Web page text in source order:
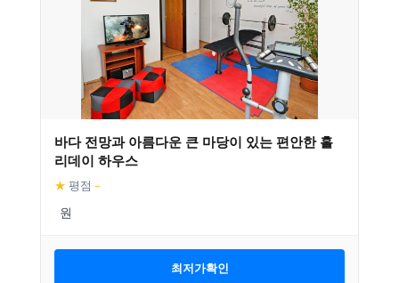
바다 전망과 아름다운 큰 마당이 있는 편안한 홀
리데이 하우스
★ 평점 –
최저가확인